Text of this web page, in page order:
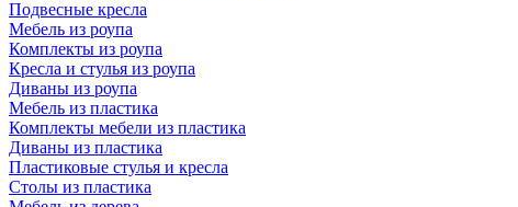
Подвесные кресла
Мебель из роупа
Комплекты из роупа
Кресла и стулья из роупа
Диваны из роупа
Мебель из пластика
Комплекты мебели из пластика
Диваны из пластика
Пластиковые стулья и кресла
Столы из пластика